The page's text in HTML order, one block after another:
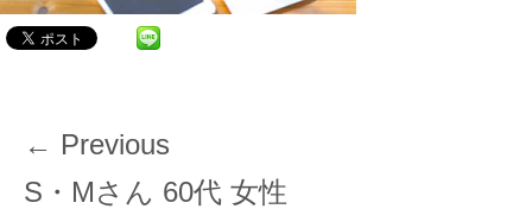
投
稿
← Previous
Previous
S・Mさん 60代 女性